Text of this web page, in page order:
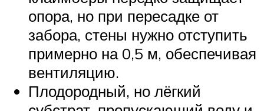
опора, но при пересадке от
забора, стены нужно отступить
примерно на 0,5 м, обеспечивая
вентиляцию.
Плодородный, но лёгкий